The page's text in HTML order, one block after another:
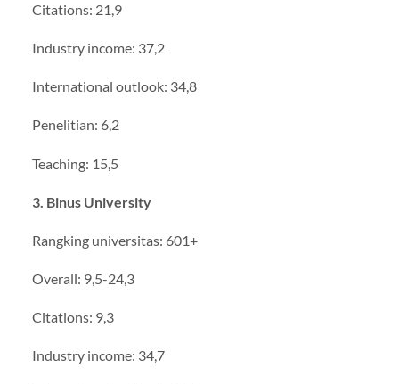
Citations: 21,9
Industry income: 37,2
International outlook: 34,8
Penelitian: 6,2
Teaching: 15,5
3. Binus University
Rangking universitas: 601+
Overall: 9,5-24,3
Citations: 9,3
Industry income: 34,7